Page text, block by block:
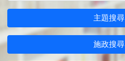
主題搜尋
施政搜尋